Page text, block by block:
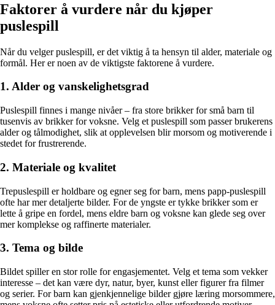
Faktorer å vurdere når du kjøper
puslespill
Når du velger puslespill, er det viktig å ta hensyn til alder, materiale og
formål. Her er noen av de viktigste faktorene å vurdere.
1. Alder og vanskelighetsgrad
Puslespill finnes i mange nivåer – fra store brikker for små barn til
tusenvis av brikker for voksne. Velg et puslespill som passer brukerens
alder og tålmodighet, slik at opplevelsen blir morsom og motiverende i
stedet for frustrerende.
2. Materiale og kvalitet
Trepuslespill er holdbare og egner seg for barn, mens papp-puslespill
ofte har mer detaljerte bilder. For de yngste er tykke brikker som er
lette å gripe en fordel, mens eldre barn og voksne kan glede seg over
mer komplekse og raffinerte materialer.
3. Tema og bilde
Bildet spiller en stor rolle for engasjementet. Velg et tema som vekker
interesse – det kan være dyr, natur, byer, kunst eller figurer fra filmer
og serier. For barn kan gjenkjennelige bilder gjøre læring morsommere,